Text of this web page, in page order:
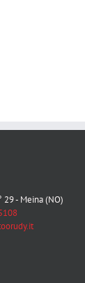
29 - Meina (NO)